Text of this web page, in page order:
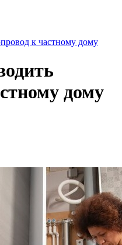
к частному дому
дому